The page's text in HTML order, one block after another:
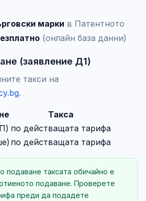
марки в Патентното
(онлайн база данни)
(заявление Д1)
такси на
.
Такса
по действащата тарифа
по действащата тарифа
подаване таксата обичайно е
подаване. Проверете
преди да подадете